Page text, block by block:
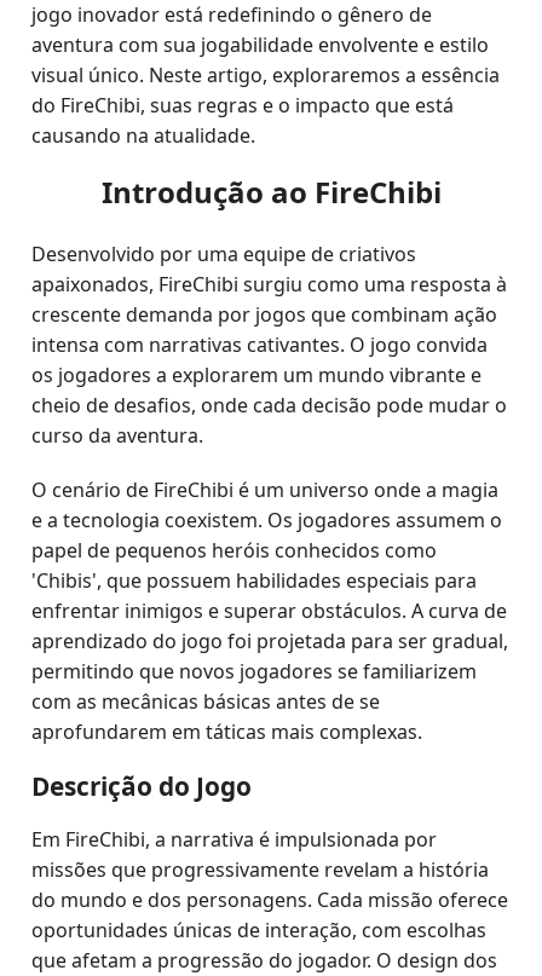
jogo inovador está redefinindo o gênero de
aventura com sua jogabilidade envolvente e estilo
visual único. Neste artigo, exploraremos a essência
do FireChibi, suas regras e o impacto que está
causando na atualidade.
Introdução ao FireChibi
Desenvolvido por uma equipe de criativos
apaixonados, FireChibi surgiu como uma resposta à
crescente demanda por jogos que combinam ação
intensa com narrativas cativantes. O jogo convida
os jogadores a explorarem um mundo vibrante e
cheio de desafios, onde cada decisão pode mudar o
curso da aventura.
O cenário de FireChibi é um universo onde a magia
e a tecnologia coexistem. Os jogadores assumem o
papel de pequenos heróis conhecidos como
'Chibis', que possuem habilidades especiais para
enfrentar inimigos e superar obstáculos. A curva de
aprendizado do jogo foi projetada para ser gradual,
permitindo que novos jogadores se familiarizem
com as mecânicas básicas antes de se
aprofundarem em táticas mais complexas.
Descrição do Jogo
Em FireChibi, a narrativa é impulsionada por
missões que progressivamente revelam a história
do mundo e dos personagens. Cada missão oferece
oportunidades únicas de interação, com escolhas
que afetam a progressão do jogador. O design dos